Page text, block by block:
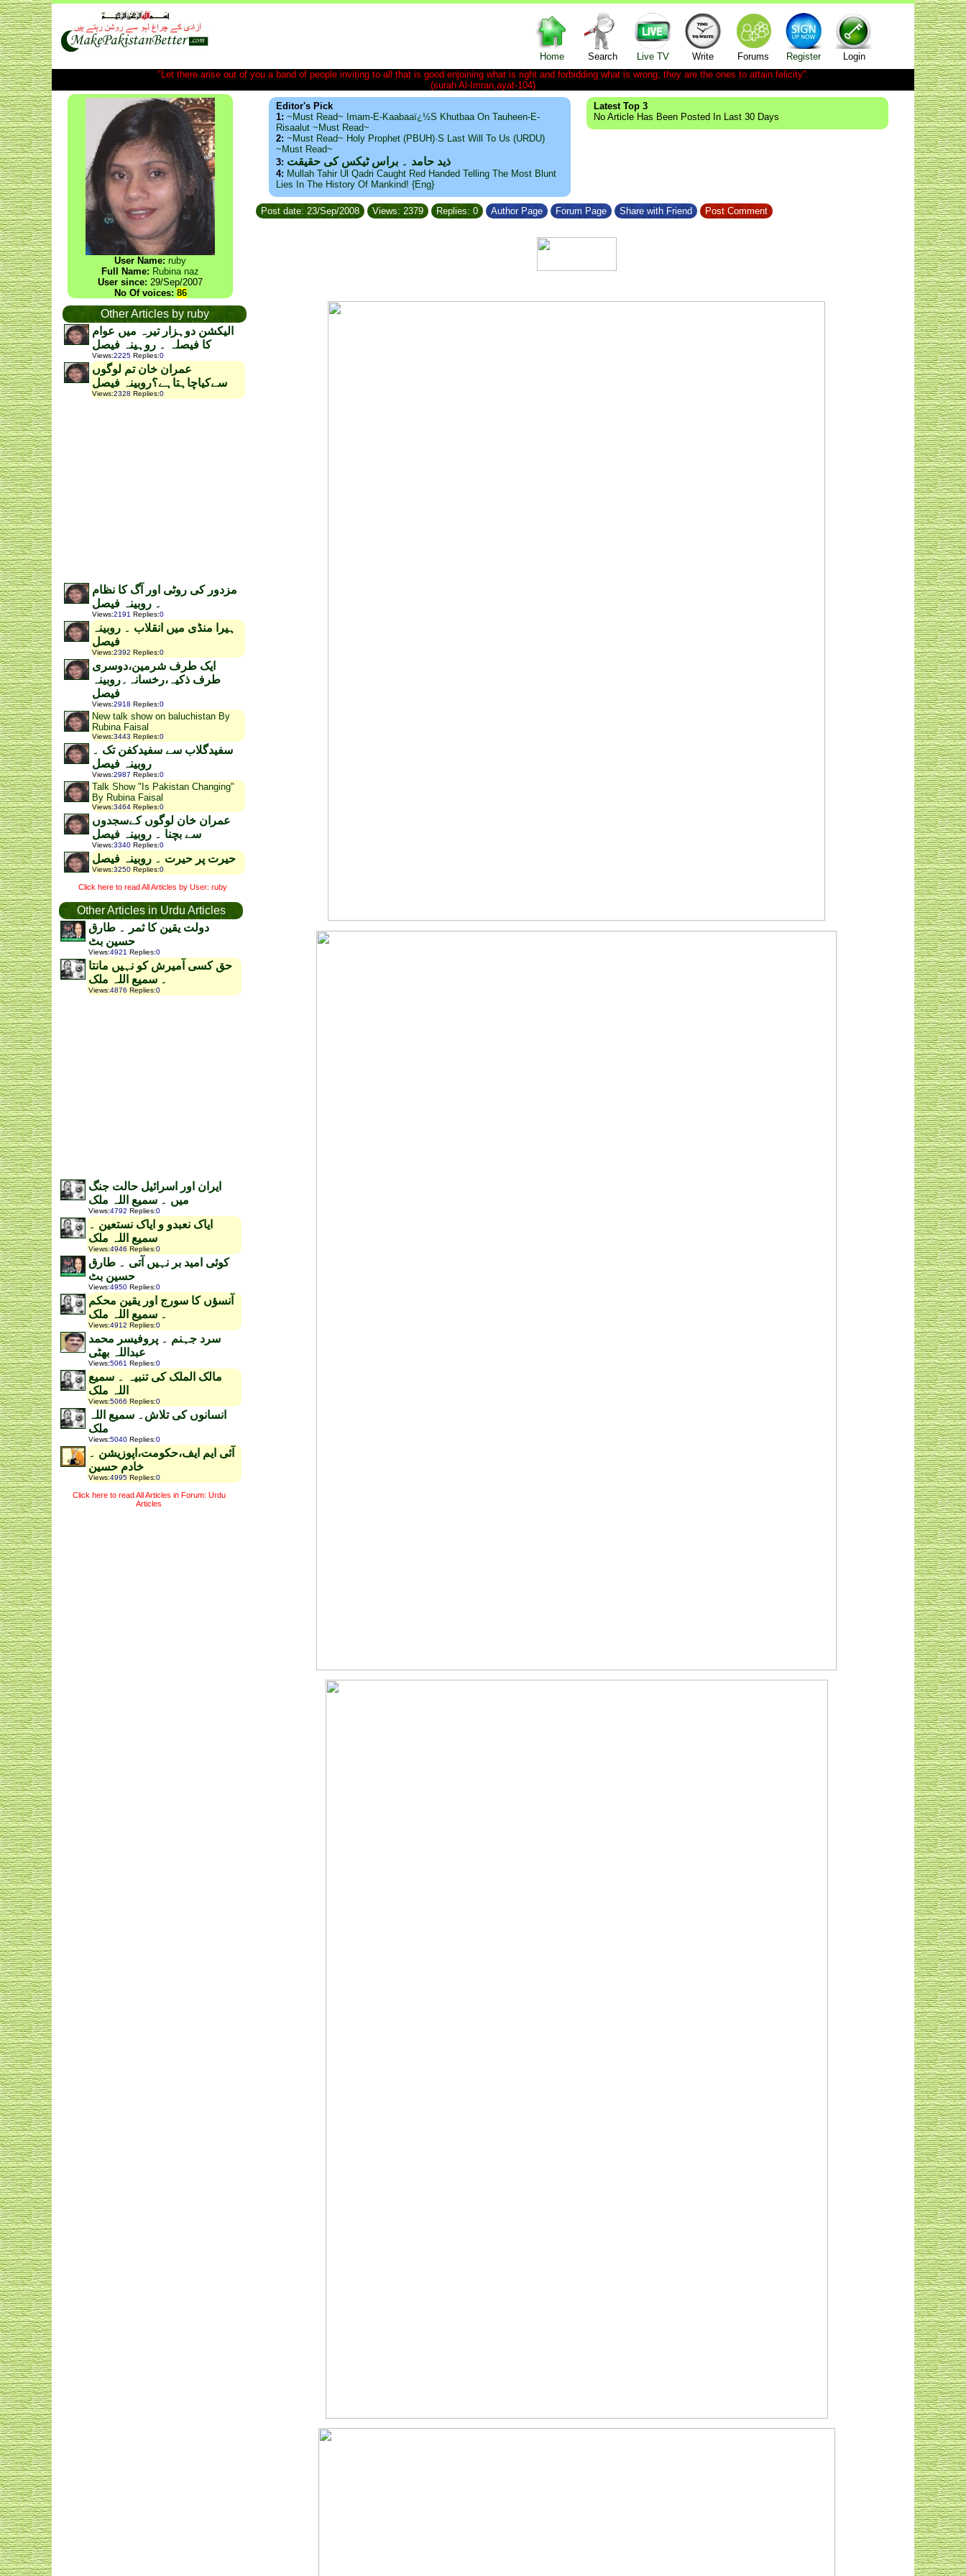
Home Search Live TV Write Forums Register
Login
"Let there arise out of you a band of people inviting to all that is good enjoining what is right and forbidding what is wrong; they are the ones to attain felicity".
(surah Al-Imran,ayat-104)
User Name: ruby
Full Name: Rubina naz
User since: 29/Sep/2007
No Of voices: 86
Other Articles by ruby
الیکشن دوہزار تیرہ میں عوام
کا فیصلہ ۔ روہینہ فیصل
Views:2225 Replies:0
عمران خان تم لوگوں
سےکیاچاہتاہے؟روبینہ فیصل
Views:2328 Replies:0
مزدور کی روٹی اور آگ کا نظام
۔ روبینہ فیصل
Views:2191 Replies:0
ہیرا منڈی میں انقلاب ۔ روبینہ
فیصل
Views:2392 Replies:0
ایک طرف شرمین،دوسری
طرف ذکیہ،رخسانہ۔روبینہ
فیصل
Views:2918 Replies:0
New talk show on baluchistan By
Rubina Faisal
Views:3443 Replies:0
سفیدگلاب سے سفیدکفن تک ۔
روبینہ فیصل
Views:2987 Replies:0
Talk Show "Is Pakistan Changing"
By Rubina Faisal
Views:3464 Replies:0
عمران خان لوگوں کےسجدوں
سے بچنا ۔ روبینہ فیصل
Views:3340 Replies:0
حیرت پر حیرت ۔ روبینہ فیصل
Views:3250 Replies:0
Click here to read All Articles by User: ruby
Other Articles in Urdu Articles
دولت یقین کا ثمر ۔ طارق
حسین بٹ
Views:4921 Replies:0
حق کسی آمیرش کو نہیں مانتا
۔ سمیع اللہ ملک
Views:4876 Replies:0
ایران اور اسرائیل حالت جنگ
میں ۔ سمیع اللہ ملک
Views:4792 Replies:0
ایاک نعبدو و ایاک نستعین ۔
سمیع اللہ ملک
Views:4946 Replies:0
کوئی امید بر نہیں آتی ۔ طارق
حسین بٹ
Views:4950 Replies:0
آنسؤں کا سورج اور یقین محکم
۔ سمیع اللہ ملک
Views:4912 Replies:0
سرد جہنم ۔ پروفیسر محمد
عبداللہ بھٹی
Views:5061 Replies:0
مالک الملک کی تنبیہ ۔ سمیع
اللہ ملک
Views:5066 Replies:0
انسانوں کی تلاش۔ سمیع اللہ
ملک
Views:5040 Replies:0
آئی ایم ایف،حکومت،اپوزیشن ۔
خادم حسین
Views:4995 Replies:0
Click here to read All Articles in Forum: Urdu
Articles
Editor's Pick
1: ~Must Read~ Imam-E-Kaabaaï¿½s Khutbaa On Tauheen-E-
Risaalut ~Must Read~
2: ~Must Read~ Holy Prophet (PBUH)·s Last Will To Us (URDU)
~Must Read~
3: ذید حامد ۔ براس ٹیکس کی حقیقت
4: Mullah Tahir Ul Qadri Caught Red Handed Telling The Most Blunt
Lies In The History Of Mankind! {Eng}
Latest Top 3
No Article Has Been Posted In Last 30 Days
Post date: 23/Sep/2008 Views: 2379 Replies: 0 Author Page Forum Page Share with Friend Post Comment